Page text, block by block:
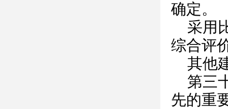
确定。
采用
综合评
其他
第三
先的重